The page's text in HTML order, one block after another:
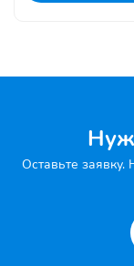
Оставьте